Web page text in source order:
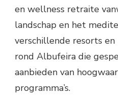
en wellness retraite
landschap en het
verschillende resorts
rond Albufeira die
aanbieden van
programma’s.